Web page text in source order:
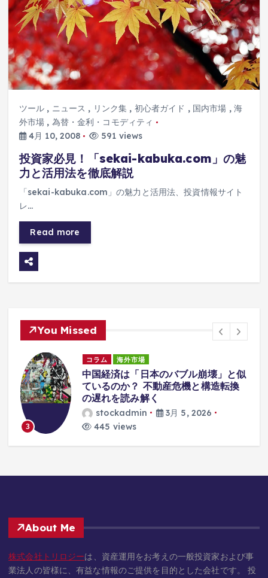
ツール , ニュース , リンク集 , 初心者ガイド , 国内市場 , 海
外市場 , 為替・金利・コモディティ
4月 10, 2008
591 views
投資家必見！「sekai-kabuka.com」の魅
力と活用法を徹底解説
「sekai-kabuka.com」の魅力と活用法、投資情報サイト
レ…
Read more
You Missed
3
コラム 海外市場
中国経済は「日本のバブル崩壊」と似
ているのか？ 不動産危機と構造転換
の遅れを読み解く
stockadmin
3月 5, 2026
445 views
About Me
株式会社トリロジーは、資産運用をお考えの一般投資家および事
業法人の皆様に、有益な情報のご提供を目的とした会社です。 投